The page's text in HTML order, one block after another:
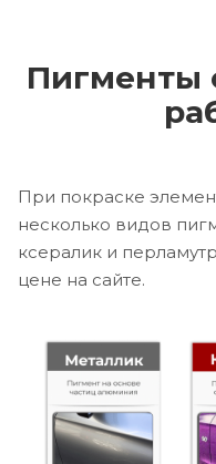
Пигменты
При покраске
несколько видов
ксералик и
цене на сайте.